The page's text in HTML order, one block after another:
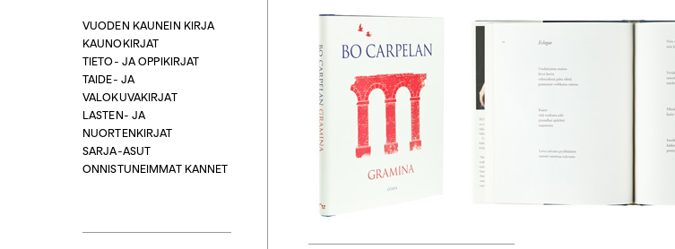
VUODEN KAUNEIN KIRJA
KAUNOKIRJAT
TIETO- JA OPPIKIRJAT
TAIDE- JA
VALOKUVAKIRJAT
LASTEN- JA
NUORTENKIRJAT
SARJA-ASUT
ONNISTUNEIMMAT KANNET